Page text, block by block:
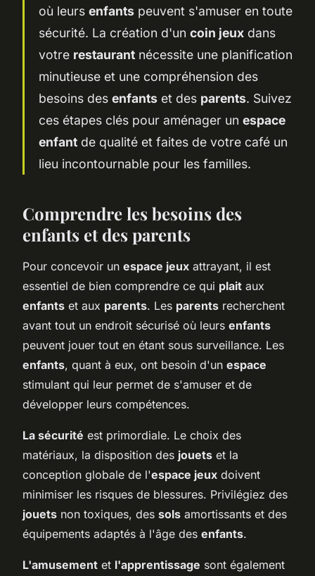
où leurs enfants peuvent s'amuser en toute
sécurité. La création d'un coin jeux dans
votre restaurant nécessite une planification
minutieuse et une compréhension des
besoins des enfants et des parents. Suivez
ces étapes clés pour aménager un espace
enfant de qualité et faites de votre café un
lieu incontournable pour les familles.
Comprendre les besoins des
enfants et des parents
Pour concevoir un espace jeux attrayant, il est
essentiel de bien comprendre ce qui plait aux
enfants et aux parents. Les parents recherchent
avant tout un endroit sécurisé où leurs enfants
peuvent jouer tout en étant sous surveillance. Les
enfants, quant à eux, ont besoin d'un espace
stimulant qui leur permet de s'amuser et de
développer leurs compétences.
La sécurité est primordiale. Le choix des
matériaux, la disposition des jouets et la
conception globale de l'espace jeux doivent
minimiser les risques de blessures. Privilégiez des
jouets non toxiques, des sols amortissants et des
équipements adaptés à l'âge des enfants.
L'amusement et l'apprentissage sont également